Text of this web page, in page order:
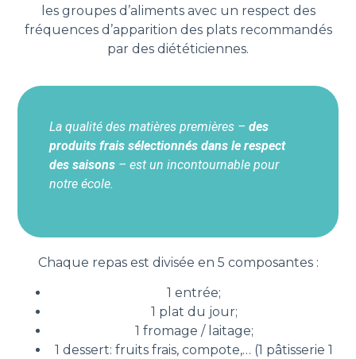
les groupes d’aliments avec un respect des
fréquences d’apparition des plats recommandés
par des diététiciennes.
La qualité des matières premières –des
produits frais sélectionnés dans le respect
des saisons – est un incontournable pour
notre école.
Chaque repas est divisée en 5 composantes :
1 entrée;
1 plat du jour;
1 fromage / laitage;
1 dessert: fruits frais, compote,… (1 pâtisserie 1